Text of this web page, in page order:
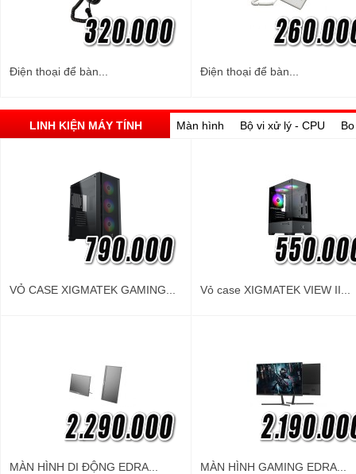
Điện thoại để bàn... Điện thoại để bàn...
LINH KIỆN MÁY TÍNH Màn hình Bộ vi xử lý - CPU
VỎ CASE XIGMATEK GAMING... Vỏ case XIGMATEK VIEW II...
MÀN HÌNH DI ĐỘNG EDRA... MÀN HÌNH GAMING EDRA...